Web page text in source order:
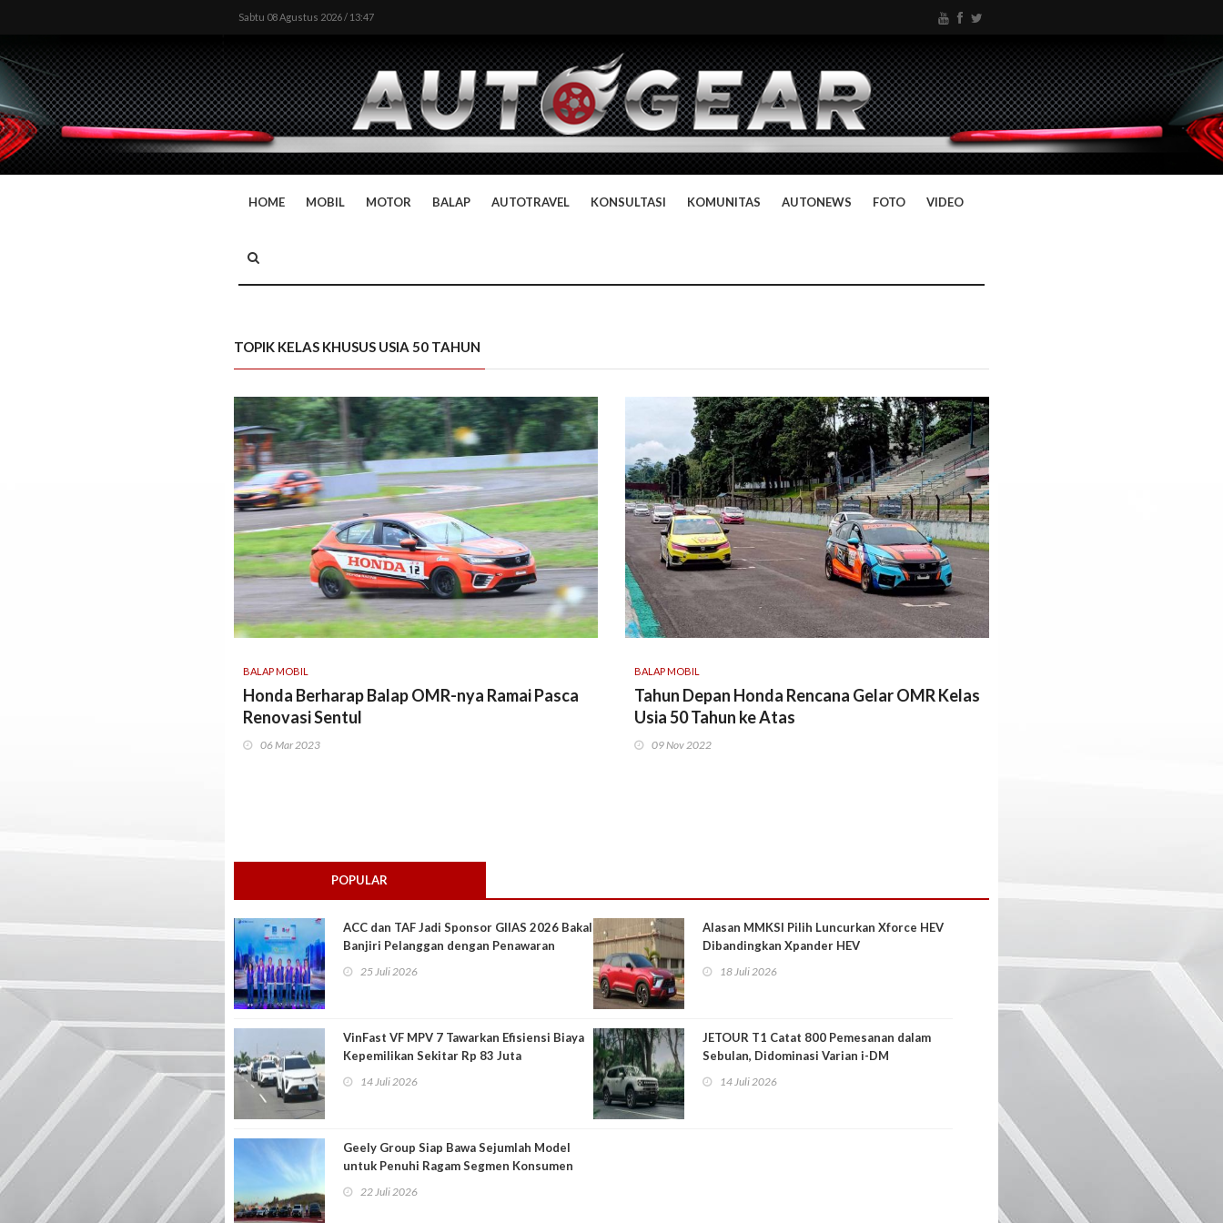
Sabtu 08 Agustus 2026 / 13:47
HOME MOBIL MOTOR BALAP AUTOTRAVEL KONSULTASI KOMUNITAS AUTONEWS FOTO VIDEO
TOPIK KELAS KHUSUS USIA 50 TAHUN
BALAP MOBIL
Honda Berharap Balap OMR-nya Ramai Pasca
Renovasi Sentul
06 Mar 2023
BALAP MOBIL
Tahun Depan Honda Rencana Gelar OMR Kelas
Usia 50 Tahun ke Atas
09 Nov 2022
POPULAR
ACC dan TAF Jadi Sponsor GIIAS 2026 Bakal
Banjiri Pelanggan dengan Penawaran
Menarik
25 Juli 2026
Alasan MMKSI Pilih Luncurkan Xforce HEV
Dibandingkan Xpander HEV
18 Juli 2026
VinFast VF MPV 7 Tawarkan Efisiensi Biaya
Kepemilikan Sekitar Rp 83 Juta
14 Juli 2026
JETOUR T1 Catat 800 Pemesanan dalam
Sebulan, Didominasi Varian i-DM
14 Juli 2026
Geely Group Siap Bawa Sejumlah Model
untuk Penuhi Ragam Segmen Konsumen
22 Juli 2026